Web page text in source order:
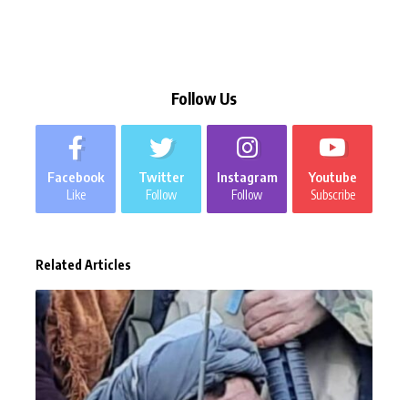
Follow Us
Facebook
Like
Twitter
Follow
Instagram
Follow
Youtube
Subscribe
Related Articles